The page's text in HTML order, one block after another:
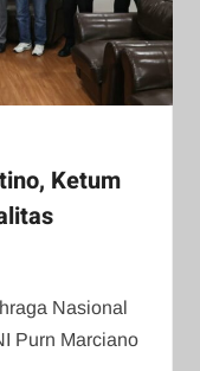
Ketum
Nasional
Purn Marciano